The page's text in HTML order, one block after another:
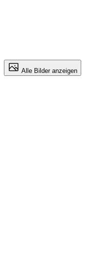
Alle Bilder anzeigen